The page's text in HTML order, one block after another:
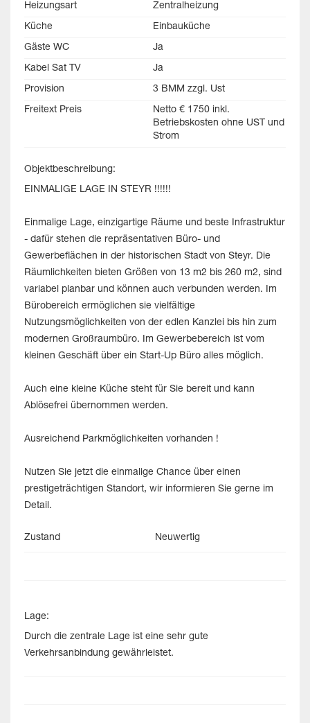
Heizungsart Zentralheizung
Küche Einbauküche
Gäste WC Ja
Kabel Sat TV Ja
Provision 3 BMM zzgl. Ust
Freitext Preis
Netto € 1750 inkl.
Betriebskosten ohne UST und
Strom
Objektbeschreibung:
EINMALIGE LAGE IN STEYR !!!!!!
Einmalige Lage, einzigartige Räume und beste Infrastruktur
- dafür stehen die repräsentativen Büro- und
Gewerbeflächen in der historischen Stadt von Steyr. Die
Räumlichkeiten bieten Größen von 13 m2 bis 260 m2, sind
variabel planbar und können auch verbunden werden. Im
Bürobereich ermöglichen sie vielfältige
Nutzungsmöglichkeiten von der edlen Kanzlei bis hin zum
modernen Großraumbüro. Im Gewerbebereich ist vom
kleinen Geschäft über ein Start-Up Büro alles möglich.
Auch eine kleine Küche steht für Sie bereit und kann
Ablösefrei übernommen werden.
Ausreichend Parkmöglichkeiten vorhanden !
Nutzen Sie jetzt die einmalige Chance über einen
prestigeträchtigen Standort, wir informieren Sie gerne im
Detail.
Zustand Neuwertig
Lage:
Durch die zentrale Lage ist eine sehr gute
Verkehrsanbindung gewährleistet.